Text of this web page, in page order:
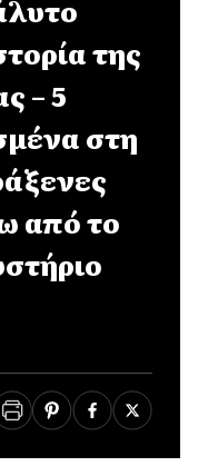
της
– 5
στη
από το